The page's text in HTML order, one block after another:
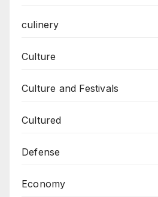
culinery
Culture
Culture and Festivals
Cultured
Defense
Economy